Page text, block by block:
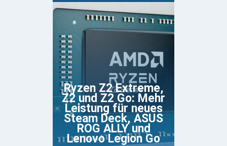
Ryzen Z2 Extreme,
Z2 und Z2 Go: Mehr
Leistung für neues
Steam Deck, ASUS
ROG ALLY und
Lenovo Legion Go